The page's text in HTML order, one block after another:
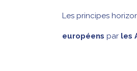
Les principes
européens par les